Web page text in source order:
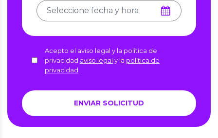
Acepto el aviso legal y la política de
privacidad aviso legal y la política de
privacidad